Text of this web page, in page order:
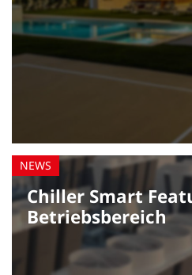
Chiller
Chiller Smart
Betriebs­bereich